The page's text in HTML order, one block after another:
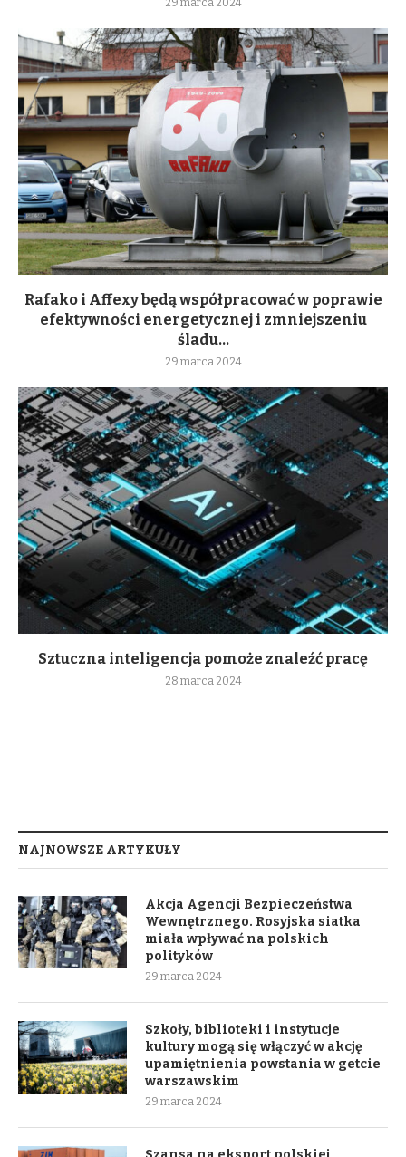
29 marca 2024
Rafako i Affexy będą współpracować w poprawie
efektywności energetycznej i zmniejszeniu
śladu...
29 marca 2024
Sztuczna inteligencja pomoże znaleźć pracę
28 marca 2024
NAJNOWSZE ARTYKUŁY
Akcja Agencji Bezpieczeństwa
Wewnętrznego. Rosyjska siatka
miała wpływać na polskich
polityków
29 marca 2024
Szkoły, biblioteki i instytucje
kultury mogą się włączyć w akcję
upamiętnienia powstania w getcie
warszawskim
29 marca 2024